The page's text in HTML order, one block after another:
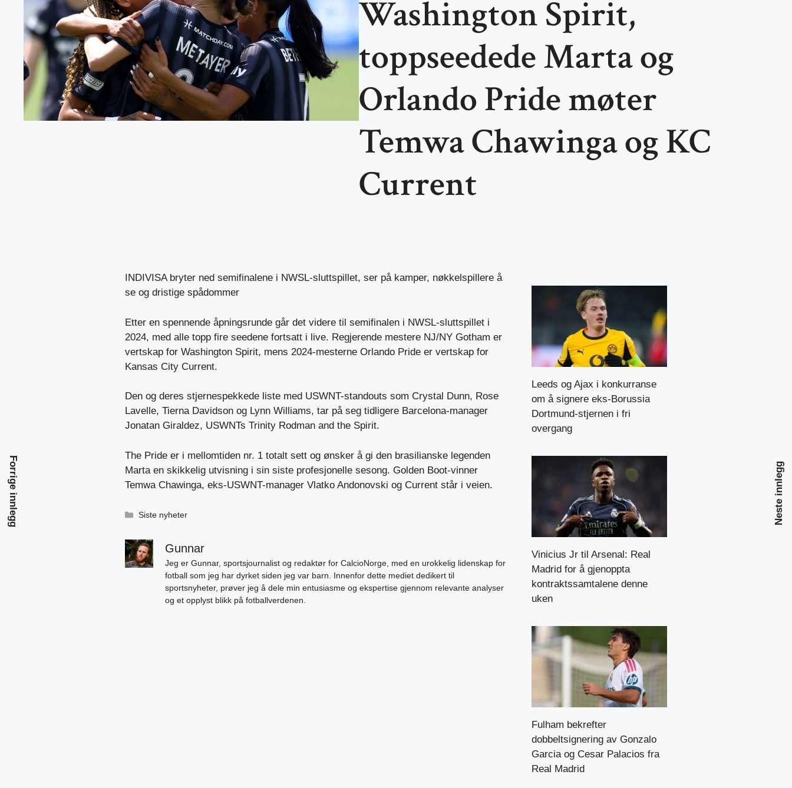
Washington Spirit,
toppseedede Marta og
Orlando Pride møter
Temwa Chawinga og KC
Current
INDIVISA bryter ned semifinalene i NWSL-sluttspillet, ser på kamper, nøkkelspillere å
se og dristige spådommer
Etter en spennende åpningsrunde går det videre til semifinalen i NWSL-sluttspillet i
2024, med alle topp fire seedene fortsatt i live. Regjerende mestere NJ/NY Gotham er
vertskap for Washington Spirit, mens 2024-mesterne Orlando Pride er vertskap for
Kansas City Current.
Den og deres stjernespekkede liste med USWNT-standouts som Crystal Dunn, Rose
Lavelle, Tierna Davidson og Lynn Williams, tar på seg tidligere Barcelona-manager
Jonatan Giraldez, USWNTs Trinity Rodman and the Spirit.
The Pride er i mellomtiden nr. 1 totalt sett og ønsker å gi den brasilianske legenden
Marta en skikkelig utvisning i sin siste profesjonelle sesong. Golden Boot-vinner
Temwa Chawinga, eks-USWNT-manager Vlatko Andonovski og Current står i veien.
Kategorier
Siste nyheter
Gunnar
Jeg er Gunnar, sportsjournalist og redaktør for CalcioNorge, med en urokkelig lidenskap for
fotball som jeg har dyrket siden jeg var barn. Innenfor dette mediet dedikert til
sportsnyheter, prøver jeg å dele min entusiasme og ekspertise gjennom relevante analyser
og et opplyst blikk på fotballverdenen.
Forrige innlegg Neste innlegg
Leeds og Ajax i konkurranse
om å signere eks-Borussia
Dortmund-stjernen i fri
overgang
Vinicius Jr til Arsenal: Real
Madrid for å gjenoppta
kontraktssamtalene denne
uken
Fulham bekrefter
dobbeltsignering av Gonzalo
Garcia og Cesar Palacios fra
Real Madrid